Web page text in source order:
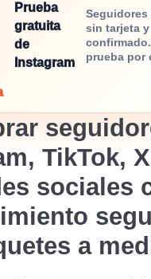
TikTok,
sociales
a
Prueba
gratuita
de
Instagram
sin tarjeta
prueba por